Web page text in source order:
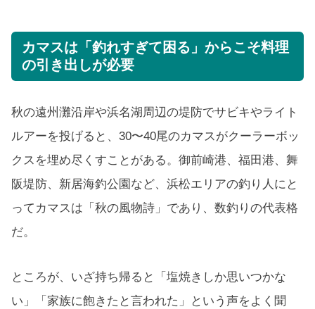
カマスは「釣れすぎて困る」からこそ料理
の引き出しが必要
秋の遠州灘沿岸や浜名湖周辺の堤防でサビキやライト
ルアーを投げると、30〜40尾のカマスがクーラーボッ
クスを埋め尽くすことがある。御前崎港、福田港、舞
阪堤防、新居海釣公園など、浜松エリアの釣り人にと
ってカマスは「秋の風物詩」であり、数釣りの代表格
だ。
ところが、いざ持ち帰ると「塩焼きしか思いつかな
い」「家族に飽きたと言われた」という声をよく聞